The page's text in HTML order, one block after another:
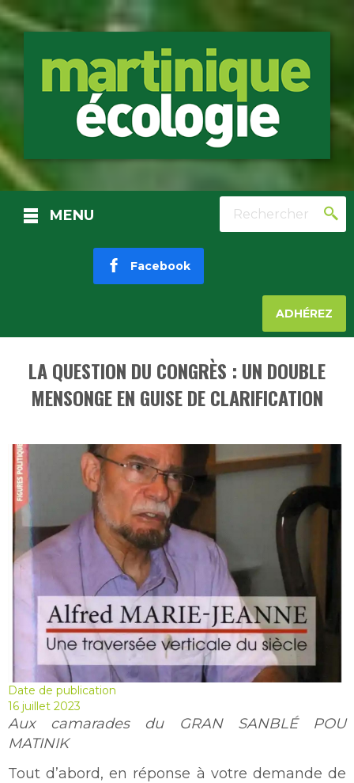
MENU Rechercher
Facebook
ADHÉREZ
LA QUESTION DU CONGRÈS : UN DOUBLE
MENSONGE EN GUISE DE CLARIFICATION
Date de publication
16 juillet 2023
Aux camarades du GRAN SANBLÉ POU
MATINIK
Tout d’abord, en réponse à votre demande de